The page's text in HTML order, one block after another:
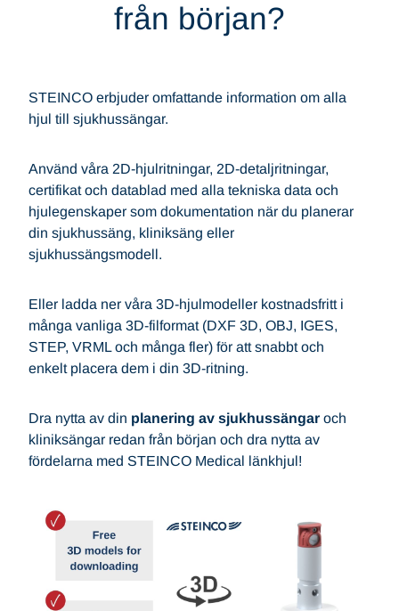
från början?
STEINCO erbjuder omfattande information om alla
hjul till sjukhussängar.
Använd våra 2D-hjulritningar, 2D-detaljritningar,
certifikat och datablad med alla tekniska data och
hjulegenskaper som dokumentation när du planerar
din sjukhussäng, kliniksäng eller
sjukhussängsmodell.
Eller ladda ner våra 3D-hjulmodeller kostnadsfritt i
många vanliga 3D-filformat (DXF 3D, OBJ, IGES,
STEP, VRML och många fler) för att snabbt och
enkelt placera dem i din 3D-ritning.
Dra nytta av din planering av sjukhussängar och
kliniksängar redan från början och dra nytta av
fördelarna med STEINCO Medical länkhjul!